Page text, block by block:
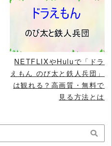
NETFLIXやHuluで「ドラ
えもん のび太と鉄人兵団」
は観れる？高画質・無料で
見る方法とは